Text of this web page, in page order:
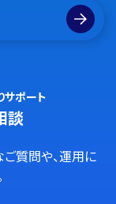
サポート
談
質問や、運用に